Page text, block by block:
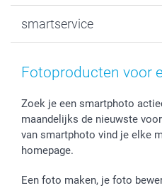
MyNameBook
Stickers en Etiketten
Fotokalenders &
Communie- en Lentefeest
Geschenken voor hem
Moederdag
Vaderdag
Verjaardag
Geboorte
Duurzaamheid
Voorwaarden
Klachtenregeling
Wettelijke garantie
Privacybeleid
Cookiebeleid
Prijslijst
smartservice
smartgarantie
Betalingsmogelijkheden
Grote bestellingen
Levering
Mijn orderstatus
smartfriends
Fotoproducten voor
Zoek je een smartphoto
maandelijks de nieuwste
van smartphoto vind je elke
homepage.
Een foto maken, je foto